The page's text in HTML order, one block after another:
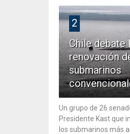
2
Chile debate
renovación
submarinos
Un grupo de 26
Presidente Kast que
los submarinos más